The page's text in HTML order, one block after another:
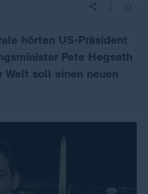
hörten US-Präsident
Pete Hegseth
soll einen neuen